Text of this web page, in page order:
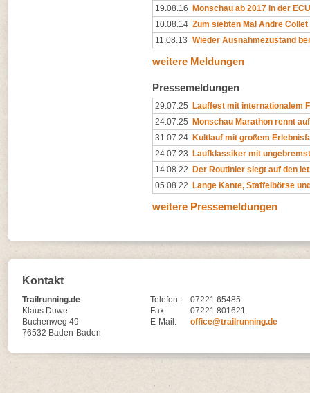
19.08.16 Monschau ab 2017 in der
10.08.14 Zum siebten Mal Andre Collet
11.08.13 Wieder Ausnahmezustand
weitere Meldungen
Pressemeldungen
29.07.25 Lauffest mit internationalem
24.07.25 Monschau Marathon rennt
31.07.24 Kultlauf mit großem
24.07.23 Laufklassiker mit
14.08.22 Der Routinier siegt auf den
05.08.22 Lange Kante, Staffelbörse
weitere Pressemeldungen
Kontakt
Trailrunning.de
Klaus Duwe
Buchenweg 49
76532 Baden-Baden
Telefon:
07221 65485
Fax:
07221 801621
E-Mail:
office@trailrunning.de